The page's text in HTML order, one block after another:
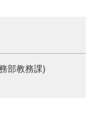
部教務課)